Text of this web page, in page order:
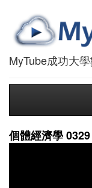
MyTube成功大
個體經濟學